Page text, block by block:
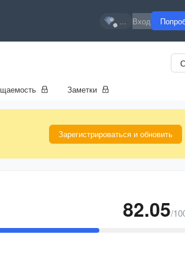
... Вход
Заметки
Зарегистрироваться и обновить
82.05/